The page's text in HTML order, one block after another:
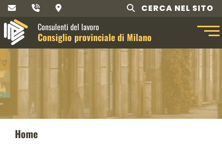
CERCA NEL SITO
Consulenti del lavoro
Consiglio provinciale di Milano
Home